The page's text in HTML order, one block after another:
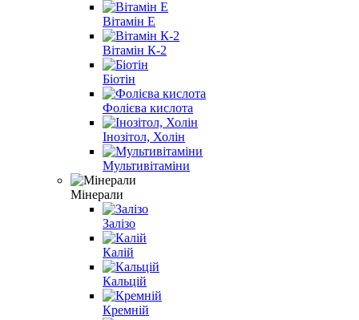
Вітамін E
Вітамін К-2
Біотін
Фолієва кислота
Інозітол, Холін
Мультивітаміни
Мінерали
Залізо
Калій
Кальцій
Кремній